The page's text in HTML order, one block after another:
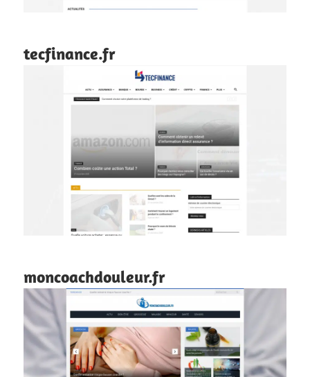
tecfinance.fr
moncoachdouleur.fr